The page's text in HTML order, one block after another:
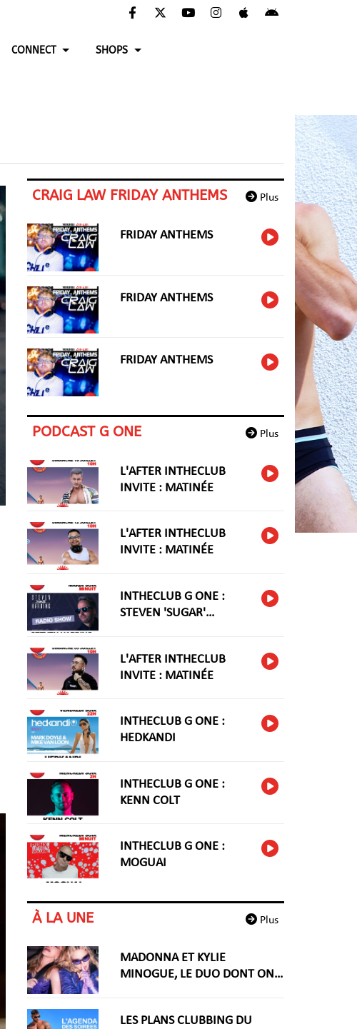
CONNECT SHOPS
Plus
CRAIG LAW FRIDAY ANTHEMS
FRIDAY ANTHEMS
FRIDAY ANTHEMS
FRIDAY ANTHEMS
Plus
PODCAST G ONE
L'AFTER INTHECLUB
INVITE : MATINÉE
L'AFTER INTHECLUB
INVITE : MATINÉE
INTHECLUB G ONE :
STEVEN 'SUGAR'
L'AFTER INTHECLUB
INVITE : MATINÉE
INTHECLUB G ONE :
HEDKANDI
INTHECLUB G ONE :
KENN COLT
INTHECLUB G ONE :
MOGUAI
Plus
À LA UNE
MADONNA ET KYLIE
MINOGUE, LE DUO DONT ON
LES PLANS CLUBBING DU